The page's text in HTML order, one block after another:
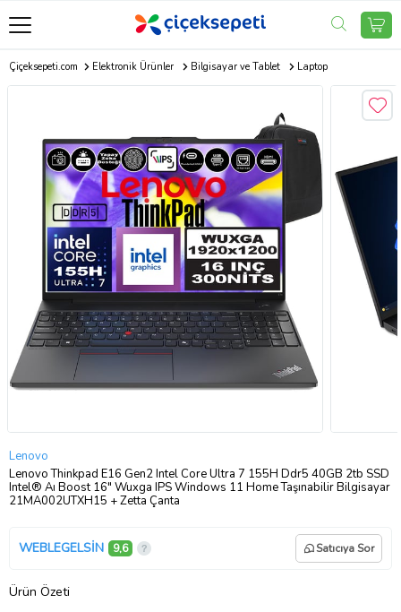
Çiçeksepeti.com Elektronik Ürünler Bilgisayar ve Tablet Laptop
Lenovo
Lenovo Thinkpad E16 Gen2 Intel Core Ultra 7 155H Ddr5 40GB 2tb SSD
Intel® Aı Boost 16" Wuxga IPS Windows 11 Home Taşınabilir Bilgisayar
21MA002UTXH15 + Zetta Çanta
WEBLEGELSİN 9,6 Satıcıya Sor
Ürün Özeti